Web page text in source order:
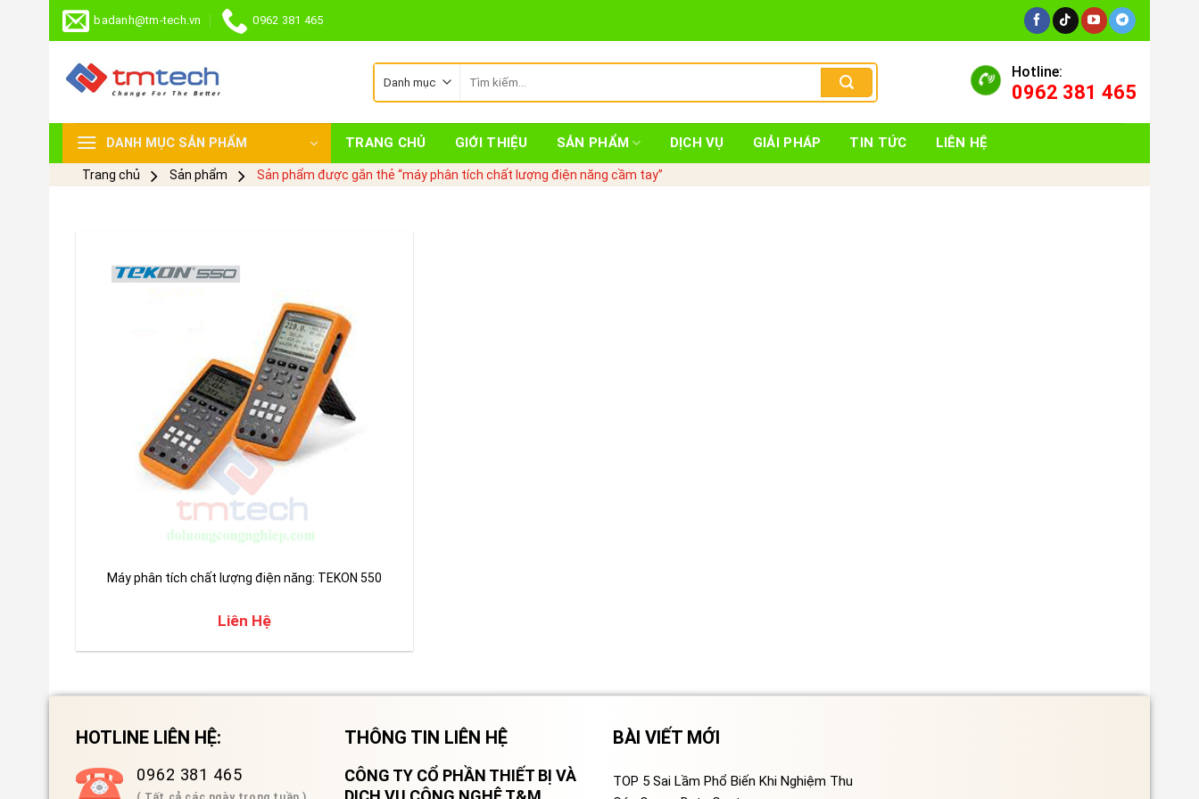
Skip
badanh@tm-tech.vn 0962 381 465
kiếm:
Hotline:
0962 381 465
DANH MỤC SẢN PHẨM TRANG CHỦ GIỚI THIỆU SẢN PHẨM DỊCH VỤ GIẢI PHÁP TIN TỨC LIÊN HỆ
Trang chủ Sản phẩm Sản phẩm được gắn thẻ “máy phân tích chất lượng điện năng cầm tay”
Máy phân tích chất lượng điện năng: TEKON 550
Liên Hệ
HOTLINE LIÊN HỆ:
0962 381 465
THÔNG TIN LIÊN HỆ
CÔNG TY CỔ PHẦN THIẾT BỊ VÀ
BÀI VIẾT MỚI
TOP 5 Sai Lầm Phổ Biến Khi Nghiệm Thu